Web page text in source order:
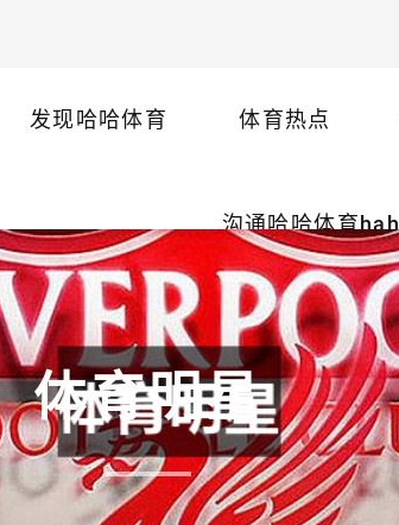
发现哈哈体育 体育热点
沟通哈哈体育
体育明星